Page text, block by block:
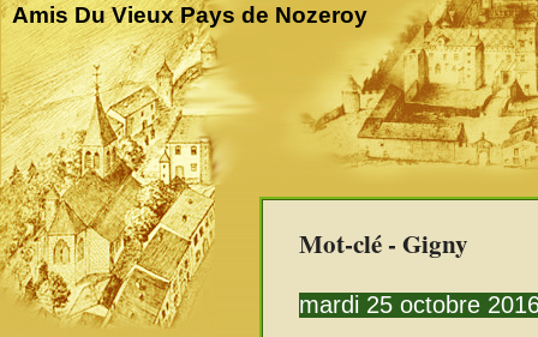
Amis Du Vieux Pays de Nozeroy
Mot-clé - Gigny
mardi 25 octobre